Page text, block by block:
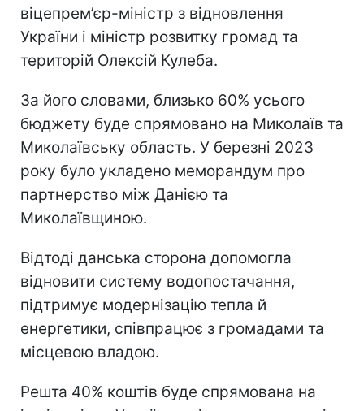
віцепрем’єр-міністр з відновлення
України і міністр розвитку громад та
територій Олексій Кулеба.
За його словами, близько 60% усього
бюджету буде спрямовано на Миколаїв та
Миколаївську область. У березні 2023
року було укладено меморандум про
партнерство між Данією та
Миколаївщиною.
Відтоді данська сторона допомогла
відновити систему водопостачання,
підтримує модернізацію тепла й
енергетики, співпрацює з громадами та
місцевою владою.
Решта 40% коштів буде спрямована на